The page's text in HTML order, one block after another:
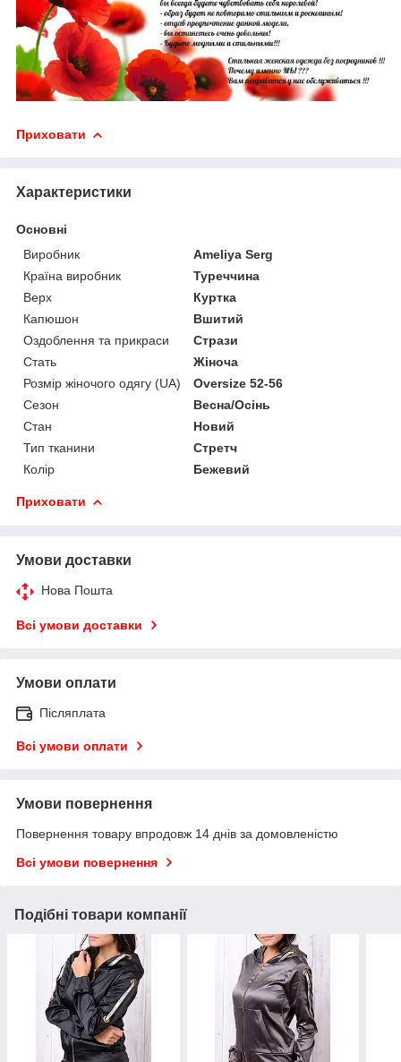
Приховати
Характеристики
Основні
Виробник
Ameliya Serg
Країна виробник
Туреччина
Верх
Куртка
Капюшон
Вшитий
Оздоблення та прикраси
Стрази
Стать
Жіноча
Розмір жіночого одягу (UA)
Oversize 52-56
Сезон
Весна/Осінь
Стан
Новий
Тип тканини
Стретч
Колір
Бежевий
Приховати
Умови доставки
Нова Пошта
Всі умови доставки
Умови оплати
Післяплата
Всі умови оплати
Умови повернення
Повернення товару впродовж 14 днів за домовленістю
Всі умови повернення
Подібні товари компанії